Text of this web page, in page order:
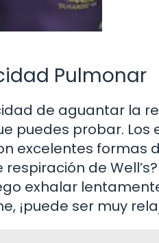
Pulmonar
de aguantar la
puedes probar. Los
excelentes formas
de
exhalar
¡puede ser muy